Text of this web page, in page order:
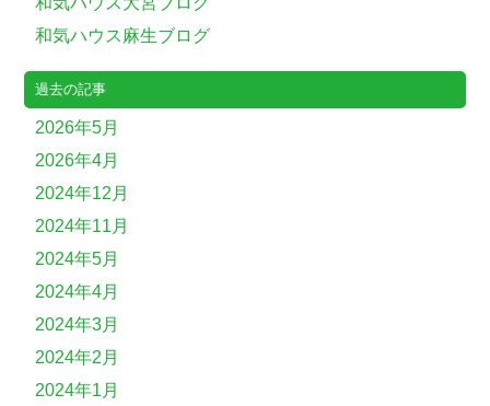
和気ハウス麻生ブログ
過去の記事
2026年5月
2026年4月
2024年12月
2024年11月
2024年5月
2024年4月
2024年3月
2024年2月
2024年1月